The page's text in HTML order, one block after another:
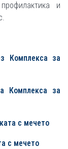
и
Комплекса за
Комплекса за
с мечето
с мечето